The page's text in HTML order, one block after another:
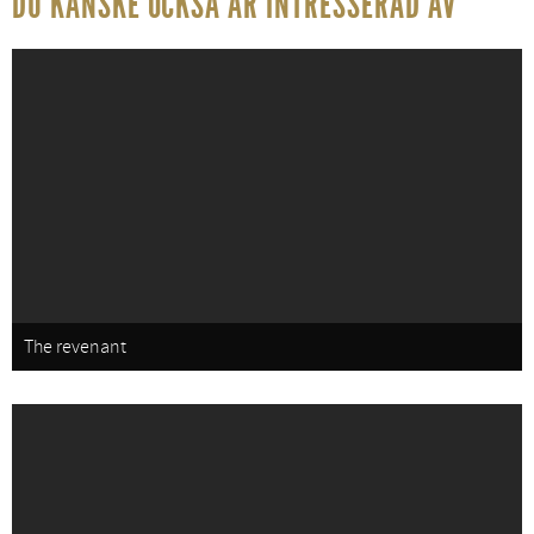
The revenant